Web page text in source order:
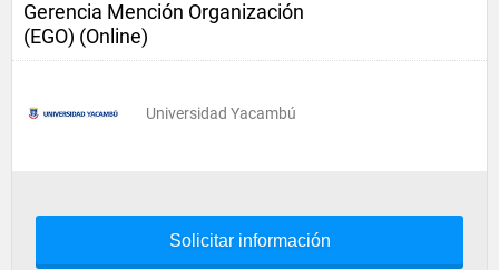
Gerencia Mención Organización
(EGO) (Online)
Universidad Yacambú
Solicitar información